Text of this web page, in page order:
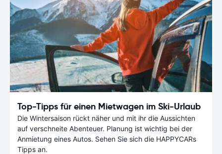
Top-Tipps für einen Mietwagen im Ski-Urlaub
Die Wintersaison rückt näher und mit ihr die Aussichten
auf verschneite Abenteuer. Planung ist wichtig bei der
Anmietung eines Autos. Sehen Sie sich die HAPPYCARs
Tipps an.